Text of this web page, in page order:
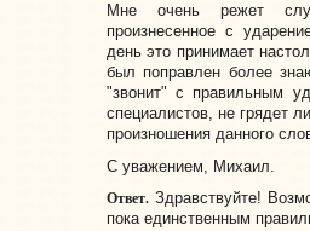
Мне очень режет
произнесенное с
день это принимает
был поправлен более
"звонит" с правильным
специалистов, не грядет
произношения данного
С уважением, Михаил.
Ответ.Здравствуйте!
пока единственным